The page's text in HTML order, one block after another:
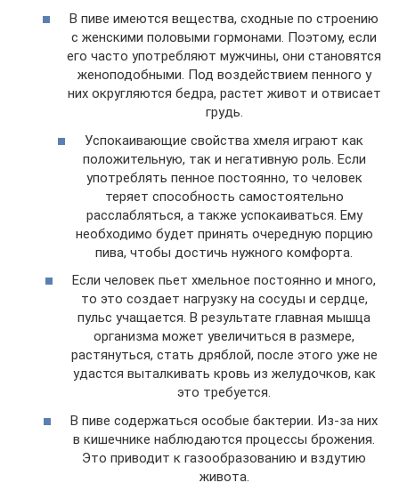
В пиве имеются вещества, сходные по строению
с женскими половыми гормонами. Поэтому, если
его часто употребляют мужчины, они становятся
женоподобными. Под воздействием пенного у
них округляются бедра, растет живот и отвисает
грудь.
Успокаивающие свойства хмеля играют как
положительную, так и негативную роль. Если
употреблять пенное постоянно, то человек
теряет способность самостоятельно
расслабляться, а также успокаиваться. Ему
необходимо будет принять очередную порцию
пива, чтобы достичь нужного комфорта.
Если человек пьет хмельное постоянно и много,
то это создает нагрузку на сосуды и сердце,
пульс учащается. В результате главная мышца
организма может увеличиться в размере,
растянуться, стать дряблой, после этого уже не
удастся выталкивать кровь из желудочков, как
это требуется.
В пиве содержаться особые бактерии. Из-за них
в кишечнике наблюдаются процессы брожения.
Это приводит к газообразованию и вздутию
живота.